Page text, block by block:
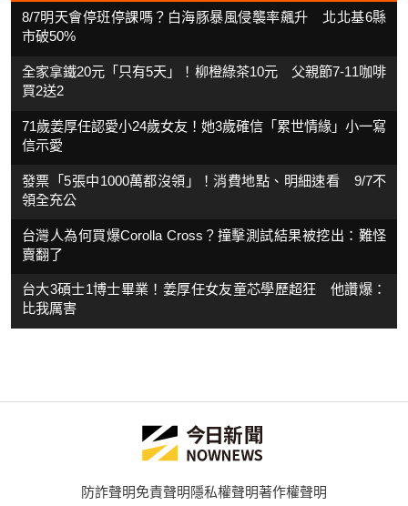
8/7明天會停班停課嗎？白海豚暴風侵襲率飆升 北北基6縣
市破50%
全家拿鐵20元「只有5天」！柳橙綠茶10元 父親節7-11咖啡
買2送2
71歲姜厚任認愛小24歲女友！她3歲確信「累世情緣」小一寫
信示愛
發票「5張中1000萬都沒領」！消費地點、明細速看 9/7不
領全充公
台灣人為何買爆Corolla Cross？撞擊測試結果被挖出：難怪
賣翻了
台大3碩士1博士畢業！姜厚任女友童芯學歷超狂 他讚爆：
比我厲害
防詐聲明免責聲明隱私權聲明著作權聲明